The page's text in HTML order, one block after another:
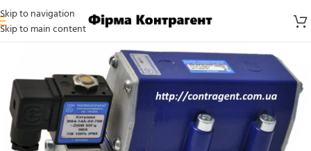
Skip to navigation
Skip to main content